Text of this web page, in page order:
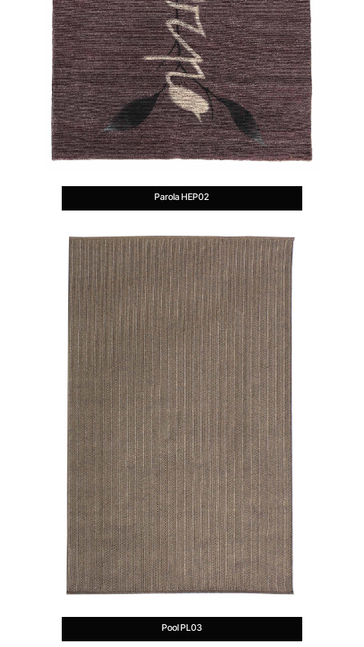
Parola HEP02
Pool PL03